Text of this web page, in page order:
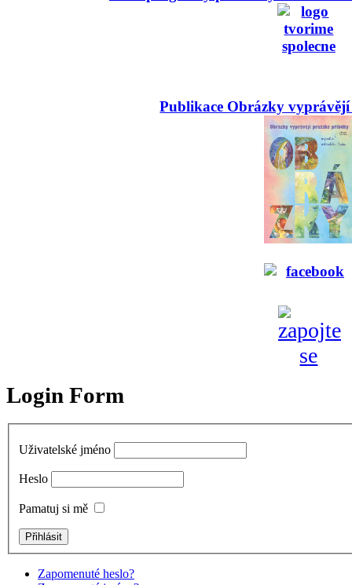
Publikace Obrázky
Login Form
Uživatelské jméno
Heslo
Pamatuj si mě
Zapomenuté heslo?